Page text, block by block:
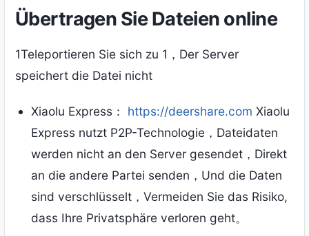
Übertragen Sie Dateien online
1Teleportieren Sie sich zu 1，Der Server
speichert die Datei nicht
Xiaolu Express： https://deershare.com Xiaolu
Express nutzt P2P-Technologie，Dateidaten
werden nicht an den Server gesendet，Direkt
an die andere Partei senden，Und die Daten
sind verschlüsselt，Vermeiden Sie das Risiko,
dass Ihre Privatsphäre verloren geht。